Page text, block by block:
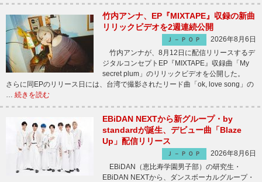
竹内アンナ、EP『MIXTAPE』収録の新曲
リリックビデオを2週連続公開
Ｊ－ＰＯＰ
2026年8月6日
竹内アンナが、8月12日に配信リリースするデ
ジタルコンセプトEP『MIXTAPE』収録曲「My
secret plum」のリリックビデオを公開した。
さらに同EPのリリース日には、台湾で撮影されたリード曲「ok, love song」の
… 続きを読む
EBiDAN NEXTから新グループ・by
standardが誕生、デビュー曲「Blaze
Up」配信リリース
Ｊ－ＰＯＰ
2026年8月6日
EBiDAN（恵比寿学園男子部）の研究生・
EBiDAN NEXTから、ダンスボーカルグループ・